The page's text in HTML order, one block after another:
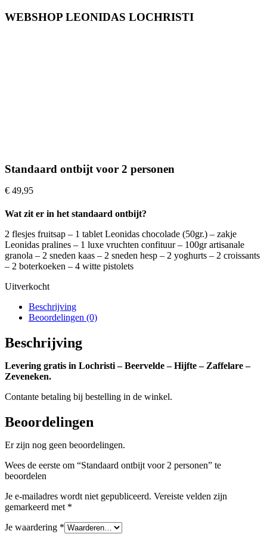
WEBSHOP LEONIDAS LOCHRISTI
Standaard ontbijt voor 2 personen
€ 49,95
Wat zit er in het standaard ontbijt?
2 flesjes fruitsap – 1 tablet Leonidas chocolade (50gr.) – zakje
Leonidas pralines – 1 luxe vruchten confituur – 100gr artisanale
granola – 2 sneden kaas – 2 sneden hesp – 2 yoghurts – 2 croissants
– 2 boterkoeken – 4 witte pistolets
Uitverkocht
Beschrijving
Beoordelingen (0)
Beschrijving
Levering gratis in Lochristi – Beervelde – Hijfte – Zaffelare –
Zeveneken.
Contante betaling bij bestelling in de winkel.
Beoordelingen
Er zijn nog geen beoordelingen.
Wees de eerste om “Standaard ontbijt voor 2 personen” te
beoordelen
Je e-mailadres wordt niet gepubliceerd. Vereiste velden zijn
gemarkeerd met *
Je waardering *